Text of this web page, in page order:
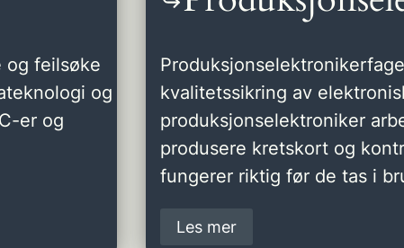
og feilsøke
og
er og
kvalitetssikring av
produksjonselektroniker
produsere kretskort og
fungerer riktig før de tas i
Les mer